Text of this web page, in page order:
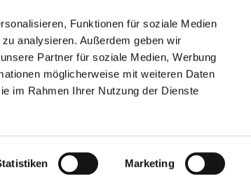
Funktionen für soziale Medien
analysieren. Außerdem geben wir
Partner für soziale Medien, Werbung
möglicherweise mit weiteren Daten
im Rahmen Ihrer Nutzung der Dienste
Marketing